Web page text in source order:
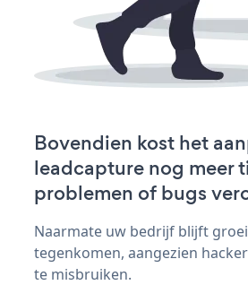
Bovendien kost het
leadcapture nog meer
problemen of bugs
Naarmate uw bedrijf blijft
tegenkomen, aangezien
te misbruiken.